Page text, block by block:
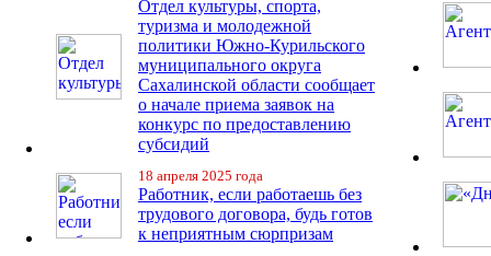
Отдел культуры, спорта,
туризма и молодежной
политики Южно-Курильского
муниципального округа
Сахалинской области сообщает
о начале приема заявок на
конкурс по предоставлению
субсидий
18 апреля 2025 года
Работник, если работаешь без
трудового договора, будь готов
к неприятным сюрпризам